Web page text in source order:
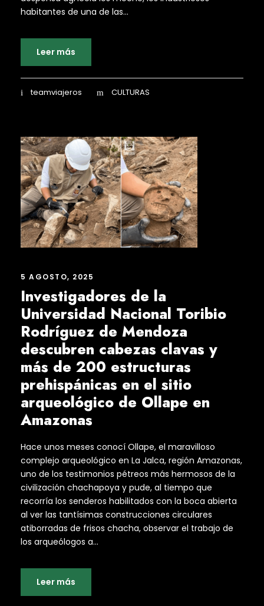
habitantes de una de las...
Leer más
teamviajeros CULTURAS
5 AGOSTO, 2025
Investigadores de la
Universidad Nacional Toribio
Rodríguez de Mendoza
descubren cabezas clavas y
más de 200 estructuras
prehispánicas en el sitio
arqueológico de Ollape en
Amazonas
Hace unos meses conocí Ollape, el maravilloso
complejo arqueológico en La Jalca, región Amazonas,
uno de los testimonios pétreos más hermosos de la
civilización chachapoya y pude, al tiempo que
recorría los senderos habilitados con la boca abierta
al ver las tantísimas construcciones circulares
atiborradas de frisos chacha, observar el trabajo de
los arqueólogos a...
Leer más